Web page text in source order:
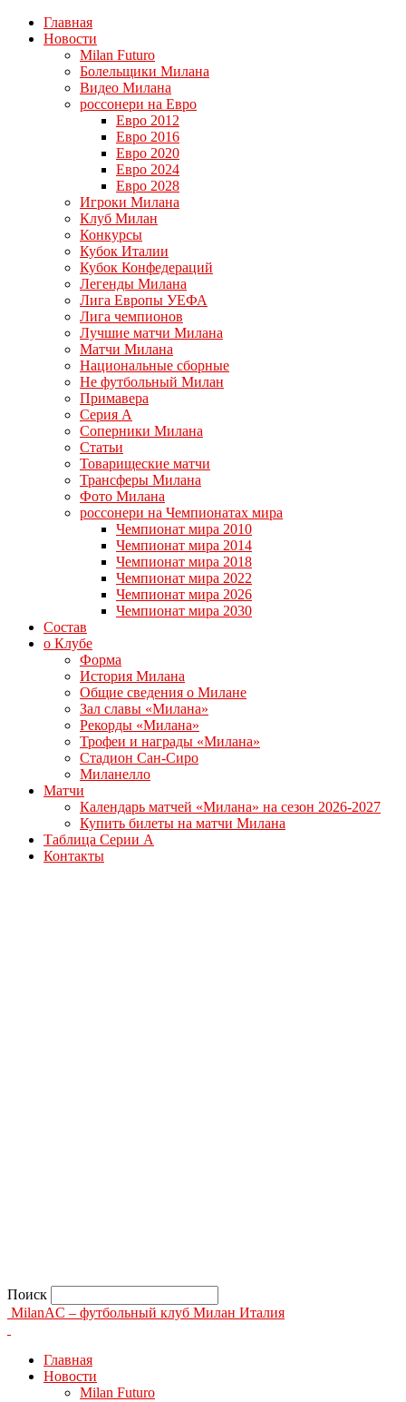
Главная
Новости
Milan Futuro
Болельщики Милана
Видео Милана
россонери на Евро
Евро 2012
Евро 2016
Евро 2020
Евро 2024
Евро 2028
Игроки Милана
Клуб Милан
Конкурсы
Кубок Италии
Кубок Конфедераций
Легенды Милана
Лига Европы УЕФА
Лига чемпионов
Лучшие матчи Милана
Матчи Милана
Национальные сборные
Не футбольный Милан
Примавера
Серия А
Соперники Милана
Статьи
Товарищеские матчи
Трансферы Милана
Фото Милана
россонери на Чемпионатах мира
Чемпионат мира 2010
Чемпионат мира 2014
Чемпионат мира 2018
Чемпионат мира 2022
Чемпионат мира 2026
Чемпионат мира 2030
Состав
о Клубе
Форма
История Милана
Общие сведения о Милане
Зал славы «Милана»
Рекорды «Милана»
Трофеи и награды «Милана»
Стадион Сан-Сиро
Миланелло
Матчи
Календарь матчей «Милана» на сезон 2026-2027
Купить билеты на матчи Милана
Таблица Серии А
Контакты
Поиск
MilanAC – футбольный клуб Милан Италия
Главная
Новости
Milan Futuro